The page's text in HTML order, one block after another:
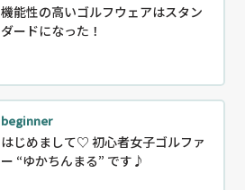
機能性の高いゴルフウェアはスタン
ダードになった！
beginner
はじめまして♡ 初心者女子ゴルファ
ー “ゆかちんまる” です♪